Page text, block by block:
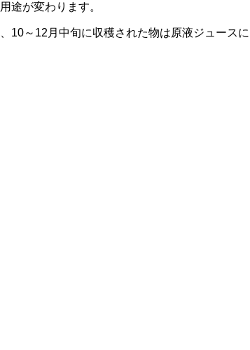
途が変わります。
～12月中旬に収穫された物は原液ジュース